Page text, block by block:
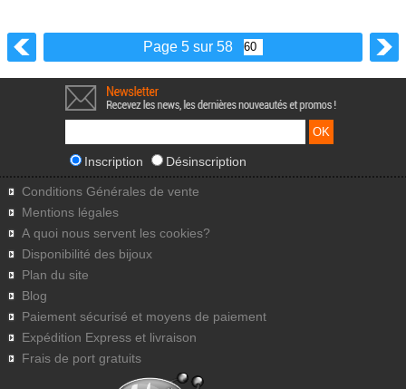
Page 5 sur 58
Inscription Désinscription
Conditions Générales de vente
Mentions légales
A quoi nous servent les cookies?
Disponibilité des bijoux
Plan du site
Blog
Paiement sécurisé et moyens de paiement
Expédition Express et livraison
Frais de port gratuits